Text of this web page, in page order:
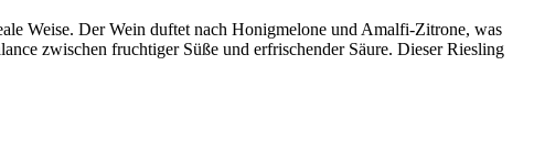
Weise. Der Wein duftet nach Honigmelone und Amalfi-Zitrone, was
zwischen fruchtiger Süße und erfrischender Säure. Dieser Riesling